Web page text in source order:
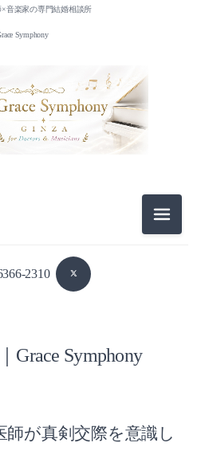
2310
音楽家の専門結婚相談所
Symphony
メニュ
Grace Symphony
師が真剣交際を意識し